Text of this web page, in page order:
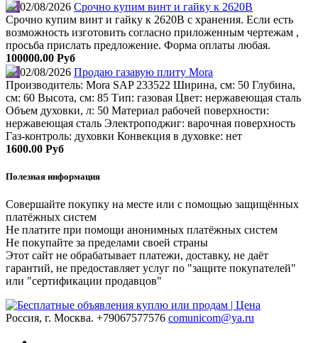
02/08/2026 Срочно купим винт и гайку к 2620В
Срочно купим винт и гайку к 2620В с хранения. Если есть
возможность изготовить согласно приложенным чертежам ,
просьба прислать предложение. Форма оплаты любая.
100000.00 Руб
02/08/2026 Продаю газавую плиту Mora
Производитель: Mora SAP 233522 Ширина, см: 50 Глубина,
см: 60 Высота, см: 85 Тип: газовая Цвет: нержавеющая сталь
Объем духовки, л: 50 Материал рабочей поверхности:
нержавеющая сталь Электроподжиг: варочная поверхность
Газ-контроль: духовки Конвекция в духовке: нет
1600.00 Руб
Полезная информация
Совершайте покупку на месте или с помощью защищённых
платёжных систем
Не платите при помощи анонимных платёжных систем
Не покупайте за пределами своей страны
Этот сайт не обрабатывает платежи, доставку, не даёт
гарантий, не предоставляет услуг по "защите покупателей"
или "сертификации продавцов"
Россия, г. Москва. +79067577576 comunicom@ya.ru